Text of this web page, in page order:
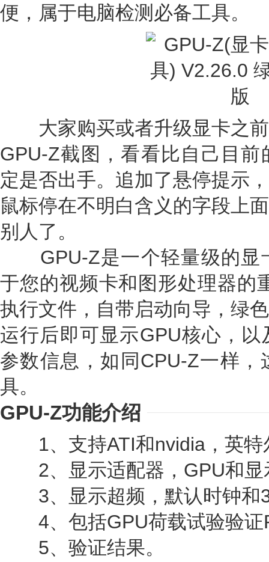
便，属于电脑检测必备工具。
大家购买或者升级显卡之前
GPU-Z截图，看看比自己目
定是否出手。追加了悬停提示
鼠标停在不明白含义的字段上
别人了。
GPU-Z是一个轻量级的显
于您的视频卡和图形处理器的
执行文件，自带启动向导，绿
运行后即可显示GPU核心，
参数信息，如同CPU-Z一样
具。
GPU-Z功能介绍
1、支持ATI和nvidia，英特
2、显示适配器，GPU和显
3、显示超频，默认时钟和
4、包括GPU荷载试验验证
5、验证结果。